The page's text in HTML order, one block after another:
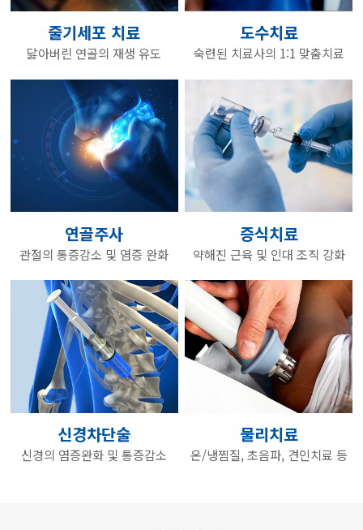
줄기세포 치료
닳아버린 연골의 재생 유도
도수치료
숙련된 치료사의 1:1 맞춤치료
연골주사
관절의 통증감소 및 염증 완화
증식치료
약해진 근육 및 인대 조직 강화
신경차단술
신경의 염증완화 및 통증감소
물리치료
온/냉찜질, 초음파, 견인치료 등